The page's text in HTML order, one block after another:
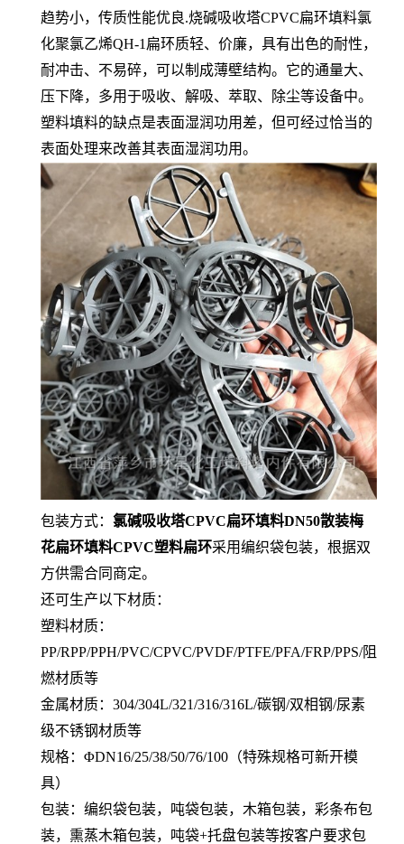
趋势小，传质性能优良.烧碱吸收塔CPVC扁环填料氯
化聚氯乙烯QH-1扁环质轻、价廉，具有出色的耐性，
耐冲击、不易碎，可以制成薄壁结构。它的通量大、
压下降，多用于吸收、解吸、萃取、除尘等设备中。
塑料填料的缺点是表面湿润功用差，但可经过恰当的
表面处理来改善其表面湿润功用。
包装方式： 氯碱吸收塔CPVC扁环填料DN50散装梅
花扁环填料CPVC塑料扁环采用编织袋包装，根据双
方供需合同商定。
还可生产以下材质：
塑料材质：
PP/RPP/PPH/PVC/CPVC/PVDF/PTFE/PFA/FRP/PPS/阻
燃材质等
金属材质：304/304L/321/316/316L/碳钢/双相钢/尿素
级不锈钢材质等
规格：ΦDN16/25/38/50/76/100（特殊规格可新开模
具）
包装：编织袋包装，吨袋包装，木箱包装，彩条布包
装，熏蒸木箱包装，吨袋+托盘包装等按客户要求包